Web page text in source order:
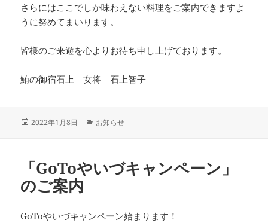
さらにはここでしか味わえない料理をご案内できますよ
うに努めてまいります。
皆様のご来遊を心よりお待ち申し上げております。
鮪の御宿石上 女将 石上智子
投
2022年1月8日
カ
ー
お知らせ
「GoToやいづキャンペーン」
のご案内
GoToやいづキャンペーン始まります！